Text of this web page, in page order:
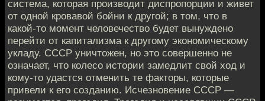
система, которая производит диспропорции и живет
от одной кровавой бойни к другой; в том, что в
какой-то момент человечество будет вынуждено
перейти от капитализма к другому экономическому
укладу. СССР уничтожен, но это совершенно не
означает, что колесо истории замедлит свой ход и
кому-то удастся отменить те факторы, которые
привели к его созданию. Исчезновение СССР —